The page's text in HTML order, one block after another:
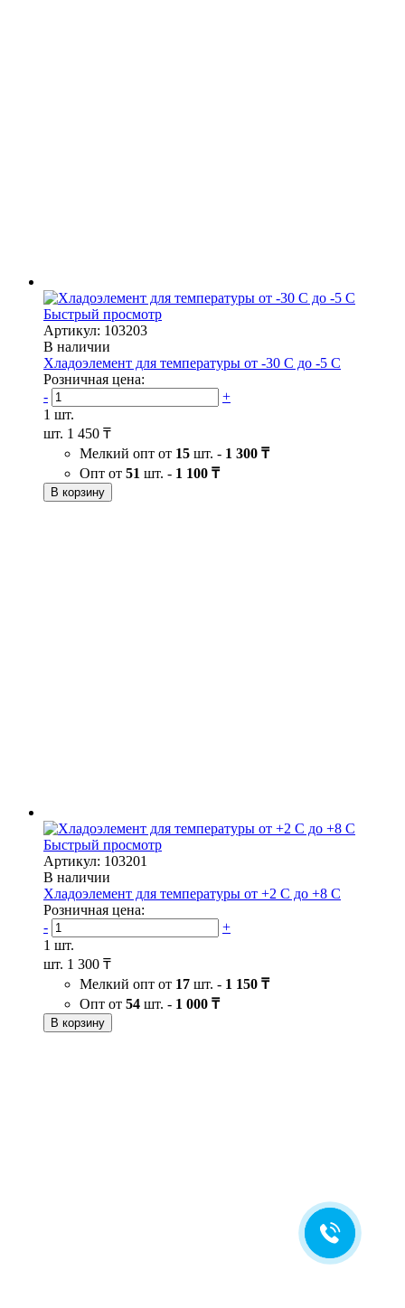
Быстрый просмотр
Артикул: 103203
В наличии
Хладоэлемент для температуры от -30 С до -5 С
Розничная цена:
-
+
1 шт.
шт. 1 450 ₸
Мелкий опт от 15 шт. - 1 300 ₸
Опт от 51 шт. - 1 100 ₸
В корзину
Быстрый просмотр
Артикул: 103201
В наличии
Хладоэлемент для температуры от +2 С до +8 С
Розничная цена:
-
+
1 шт.
шт. 1 300 ₸
Мелкий опт от 17 шт. - 1 150 ₸
Опт от 54 шт. - 1 000 ₸
В корзину